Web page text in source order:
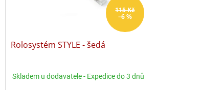
115 Kč
–6 %
Rolosystém STYLE - šedá
Skladem u dodavatele - Expedice do 3 dnů